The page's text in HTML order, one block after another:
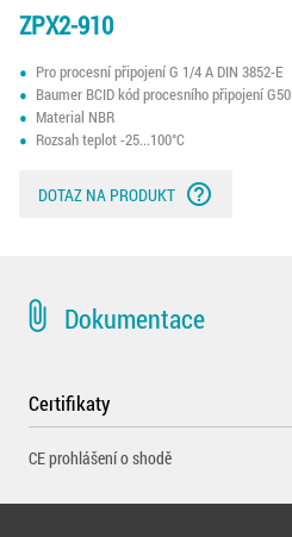
ZPX2-910
Pro procesní připojení G 1/4 A DIN 3852-E
Baumer BCID kód procesního připojení G50
Material NBR
Rozsah teplot -25...100°C
DOTAZ NA PRODUKT help_outline
attach_file Dokumentace
Certifikaty
CE prohlášení o shodě